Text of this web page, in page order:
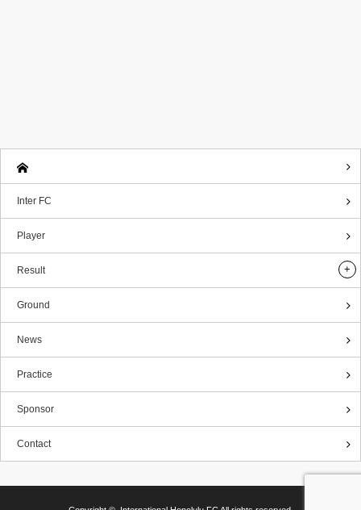
Inter FC
Player
Result
Ground
News
Practice
Sponsor
Contact